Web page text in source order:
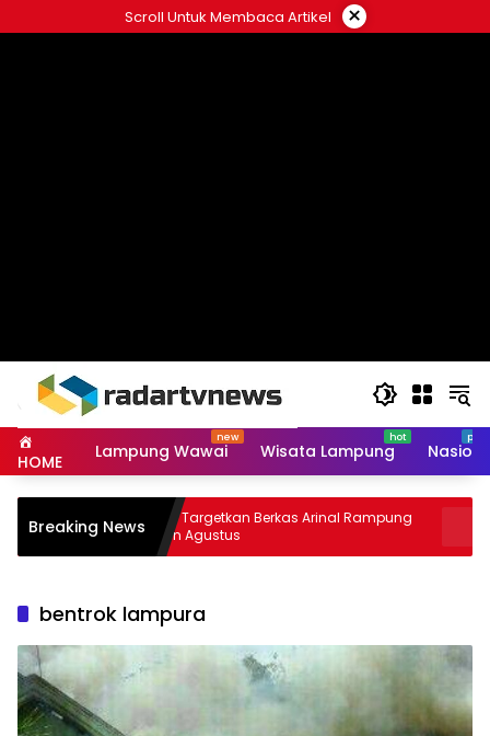
to
Scroll Untuk Membaca Artikel ×
HOME Lampung Wawai Wisata Lampung
Breaking News
Kejati Targetkan Berkas Arinal Rampung
Bulan Agustus
bentrok lampura